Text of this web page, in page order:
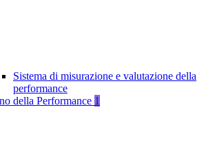
Sistema di misurazione e valutazione della
performance
della Performance 1